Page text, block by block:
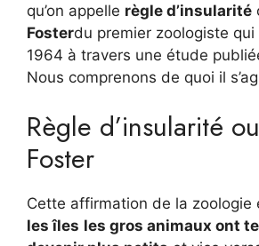
qu’on appelle règle d’insularité
Fosterdu premier zoologiste qui
1964 à travers une étude
Nous comprenons de quoi il
Règle d’insularité
Foster
Cette affirmation de la zoologie
les îles les gros animaux ont